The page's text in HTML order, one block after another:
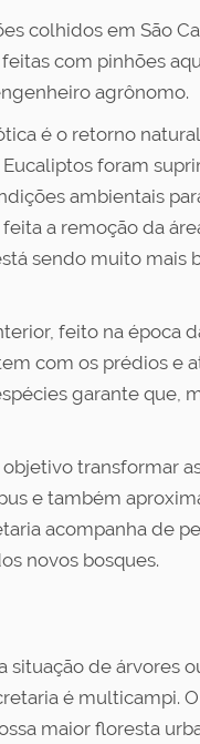
colhidos em São
com pinhões
agrônomo.
é o retorno
foram
ambientais
a remoção da
sendo muito mais
feito na época
com os prédios e
garante
transformar
e também
acompanha de
novos bosques.
situação de
é
maior floresta